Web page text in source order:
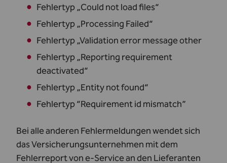
Fehlertyp „Could not load files“
Fehlertyp „Processing Failed“
Fehlertyp „Validation error message other
Fehlertyp „Reporting requirement
deactivated“
Fehlertyp „Entity not found“
Fehlertyp “Requirement id mismatch”
Bei alle anderen Fehlermeldungen wendet sich
das Versicherungsunternehmen mit dem
Fehlerreport von e-Service an den Lieferanten